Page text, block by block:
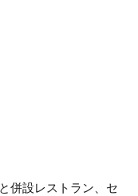
併設レストラン、セ